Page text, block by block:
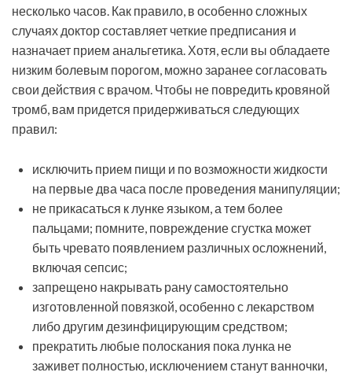
несколько часов. Как правило, в особенно сложных
случаях доктор составляет четкие предписания и
назначает прием анальгетика. Хотя, если вы обладаете
низким болевым порогом, можно заранее согласовать
свои действия с врачом. Чтобы не повредить кровяной
тромб, вам придется придерживаться следующих
правил:
исключить прием пищи и по возможности жидкости
на первые два часа после проведения манипуляции;
не прикасаться к лунке языком, а тем более
пальцами; помните, повреждение сгустка может
быть чревато появлением различных осложнений,
включая сепсис;
запрещено накрывать рану самостоятельно
изготовленной повязкой, особенно с лекарством
либо другим дезинфицирующим средством;
прекратить любые полоскания пока лунка не
заживет полностью, исключением станут ванночки,